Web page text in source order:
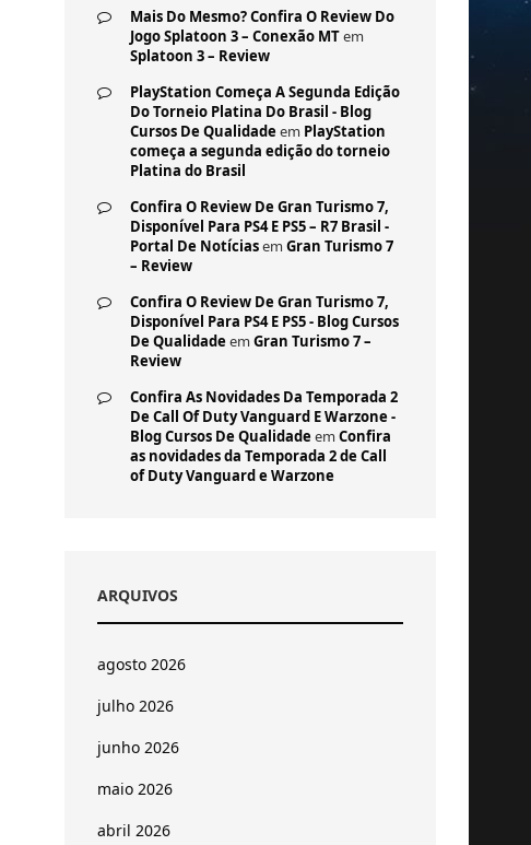
Mais Do Mesmo? Confira O Review Do
Jogo Splatoon 3 – Conexão MTem
Splatoon 3 – Review
PlayStation Começa A Segunda Edição
Do Torneio Platina Do Brasil - Blog
Cursos De Qualidade em PlayStation
começa a segunda edição do torneio
Platina do Brasil
Confira O Review De Gran Turismo 7,
Disponível Para PS4 E PS5 – R7 Brasil -
Portal De Notíciasem Gran Turismo 7
– Review
Confira O Review De Gran Turismo 7,
Disponível Para PS4 E PS5 - Blog Cursos
De Qualidade em Gran Turismo 7 –
Review
Confira As Novidades Da Temporada 2
De Call Of Duty Vanguard E Warzone -
Blog Cursos De Qualidade em Confira
as novidades da Temporada 2 de Call
of Duty Vanguard e Warzone
ARQUIVOS
agosto 2026
julho 2026
junho 2026
maio 2026
abril 2026